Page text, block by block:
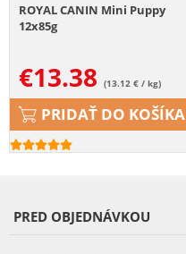
ROYAL CANIN Mini Puppy
12x85g
€13.38 (13.12 € / kg)
PRIDAŤ DO KOŠÍKA
PRED OBJEDNÁVKOU